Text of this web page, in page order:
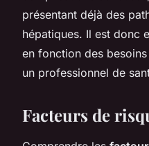
présentant déjà des
hépatiques. Il est donc
en fonction des
un professionnel de
Facteurs de